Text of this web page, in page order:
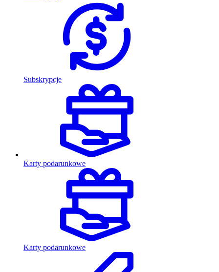
Subskrypcje
Karty podarunkowe
Karty podarunkowe